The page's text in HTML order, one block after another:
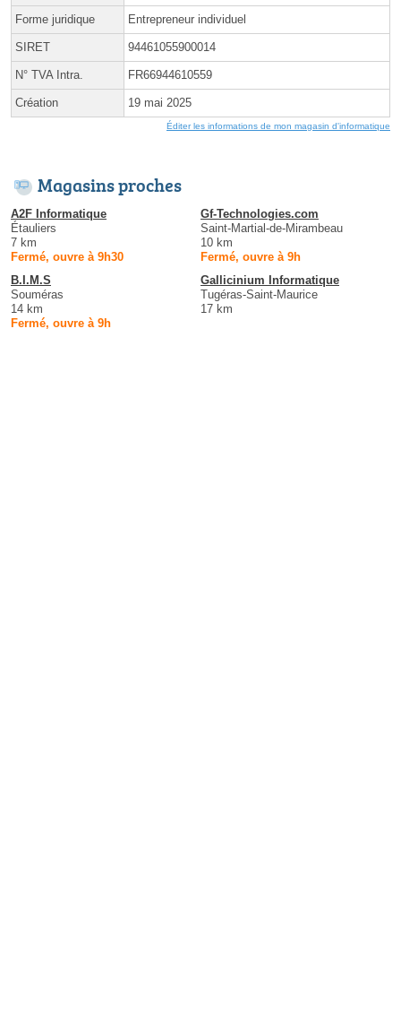
Forme juridique Entrepreneur individuel
SIRET 94461055900014
N° TVA Intra. FR66944610559
Création 19 mai 2025
Éditer les informations de mon magasin d'informatique
Magasins proches
A2F Informatique
Étauliers
7 km
Fermé, ouvre à 9h30
Gf-Technologies.com
Saint-Martial-de-Mirambeau
10 km
Fermé, ouvre à 9h
B.I.M.S
Souméras
14 km
Fermé, ouvre à 9h
Gallicinium Informatique
Tugéras-Saint-Maurice
17 km